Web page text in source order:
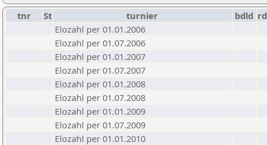
tnr St turnier bdld rd
Elozahl per 01.01.2006
Elozahl per 01.07.2006
Elozahl per 01.01.2007
Elozahl per 01.07.2007
Elozahl per 01.01.2008
Elozahl per 01.07.2008
Elozahl per 01.01.2009
Elozahl per 01.07.2009
Elozahl per 01.01.2010